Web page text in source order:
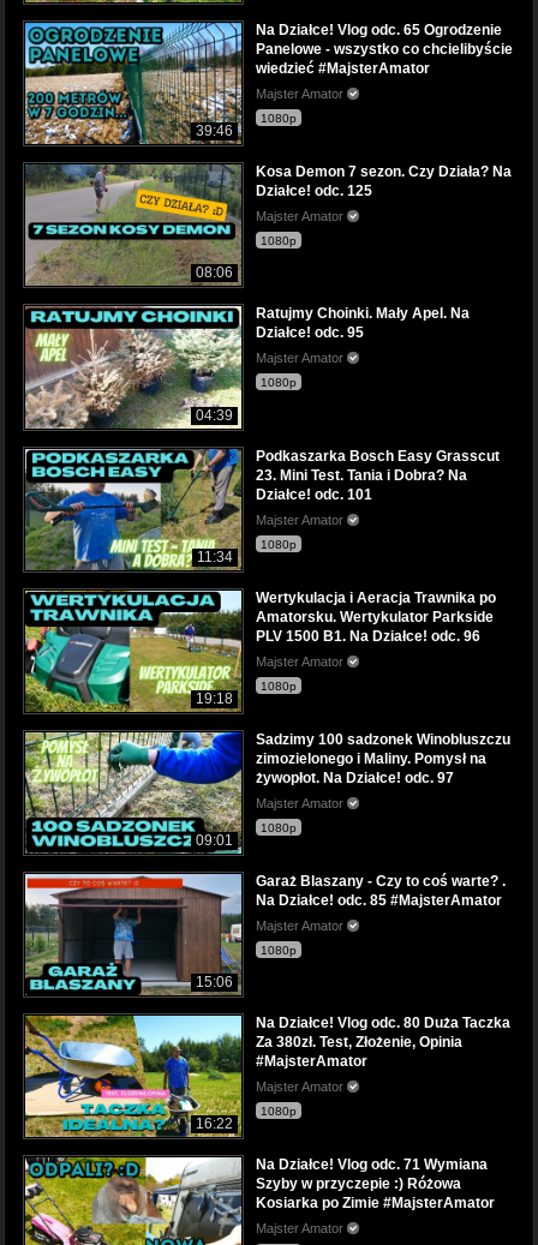
39:46
Na Działce! Vlog odc. 65 Ogrodzenie
Panelowe - wszystko co chcielibyście
wiedzieć #MajsterAmator
Majster Amator
1080p
08:06
Kosa Demon 7 sezon. Czy Działa? Na
Działce! odc. 125
Majster Amator
1080p
04:39
Ratujmy Choinki. Mały Apel. Na
Działce! odc. 95
Majster Amator
1080p
11:34
Podkaszarka Bosch Easy Grasscut
23. Mini Test. Tania i Dobra? Na
Działce! odc. 101
Majster Amator
1080p
19:18
Wertykulacja i Aeracja Trawnika po
Amatorsku. Wertykulator Parkside
PLV 1500 B1. Na Działce! odc. 96
Majster Amator
1080p
09:01
Sadzimy 100 sadzonek Winobluszczu
zimozielonego i Maliny. Pomysł na
żywopłot. Na Działce! odc. 97
Majster Amator
1080p
15:06
Garaż Blaszany - Czy to coś warte? .
Na Działce! odc. 85 #MajsterAmator
Majster Amator
1080p
16:22
Na Działce! Vlog odc. 80 Duża Taczka
Za 380zł. Test, Złożenie, Opinia
#MajsterAmator
Majster Amator
1080p
Na Działce! Vlog odc. 71 Wymiana
Szyby w przyczepie :) Różowa
Kosiarka po Zimie #MajsterAmator
Majster Amator